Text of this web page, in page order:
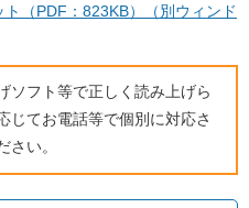
（PDF：823KB）（別ウィンド
ソフト等で正しく読み上げら
じてお電話等で個別に対応さ
さい。